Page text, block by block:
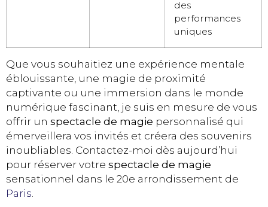
des
performances
uniques
Que vous souhaitiez une expérience mentale
éblouissante, une magie de proximité
captivante ou une immersion dans le monde
numérique fascinant, je suis en mesure de vous
offrir un spectacle de magie personnalisé qui
émerveillera vos invités et créera des souvenirs
inoubliables. Contactez-moi dès aujourd’hui
pour réserver votre spectacle de magie
sensationnel dans le 20e arrondissement de
Paris.